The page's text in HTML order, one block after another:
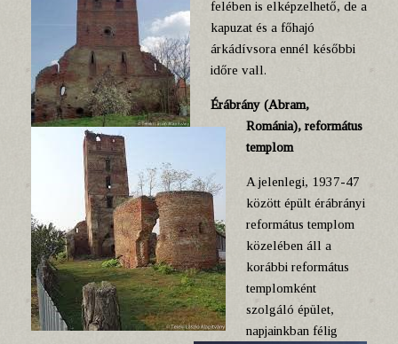
felében is elképzelhető, de a
kapuzat és a főhajó
árkádívsora ennél későbbi
időre vall.
Érábrány (Abram,
Románia), református
templom
A jelenlegi, 1937-47
között épült érábrányi
református templom
közelében áll a
korábbi református
templomként
szolgáló épület,
napjainkban félig